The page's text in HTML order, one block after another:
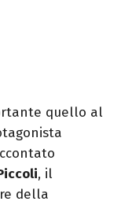
quello al
, il
della